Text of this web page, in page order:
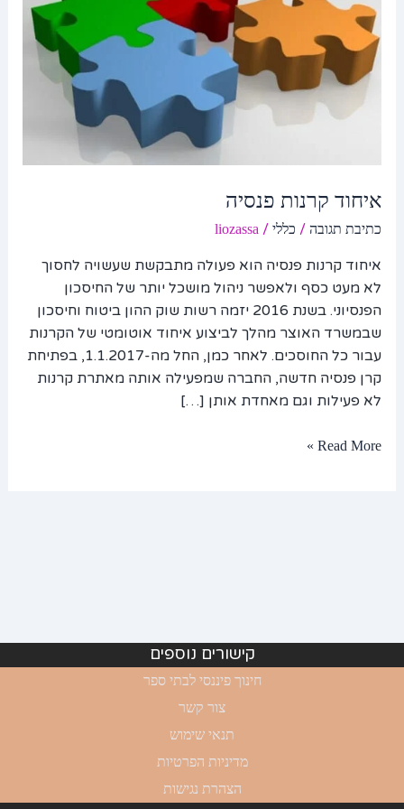
איחוד קרנות פנסיה
כתיבת תגובה / כללי/
liozassa
איחוד קרנות פנסיה הוא פעולה מתבקשת שעשויה לחסוך
לא מעט כסף ולאפשר ניהול מושכל יותר של החיסכון
הפנסיוני. בשנת 2016 יזמה רשות שוק ההון ביטוח וחיסכון
שבמשרד האוצר מהלך לביצוע איחוד אוטומטי של הקרנות
עבור כל החוסכים. לאחר כמן, החל מה-1.1.2017, בפתיחת
קרן פנסיה חדשה, החברה שמפעילה אותה מאתרת קרנות
לא פעילות וגם מאחדת אותן […]
Read More »
קישורים נוספים
חינוך פיננסי לבתי ספר
צור קשר
תנאי שימוש
מדיניות הפרטיות
הצהרת נגישות